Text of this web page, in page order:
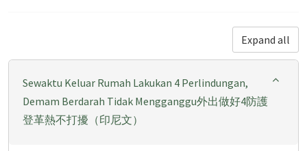
Expand all
Sewaktu Keluar Rumah Lakukan 4 Perlindungan,
Demam Berdarah Tidak Mengganggu外出做好4防護
登革熱不打擾（印尼文）